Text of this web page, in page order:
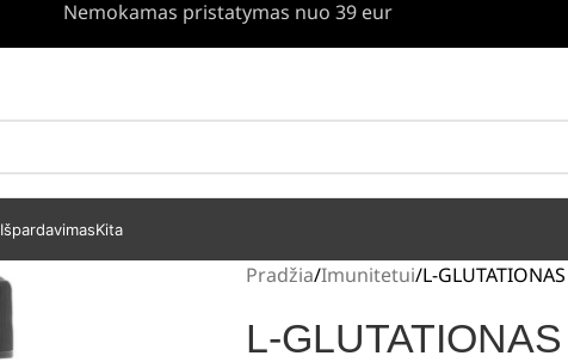
Nemokamas pristatymas nuo 39 eur
IšpardavimasKita
Pradžia Imunitetui L-
L-